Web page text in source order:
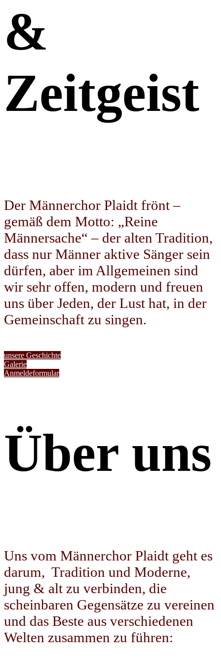
&
Zeitgeist
Der Männerchor Plaidt frönt –
gemäß dem Motto: „Reine
Männersache“ – der alten Tradition,
dass nur Männer aktive Sänger sein
dürfen, aber im Allgemeinen sind
wir sehr offen, modern und freuen
uns über Jeden, der Lust hat, in der
Gemeinschaft zu singen.
unsere Geschichte
Galerie
Anmeldeformular
Über uns
Uns vom Männerchor Plaidt geht es
darum, Tradition und Moderne,
jung & alt zu verbinden, die
scheinbaren Gegensätze zu vereinen
und das Beste aus verschiedenen
Welten zusammen zu führen: